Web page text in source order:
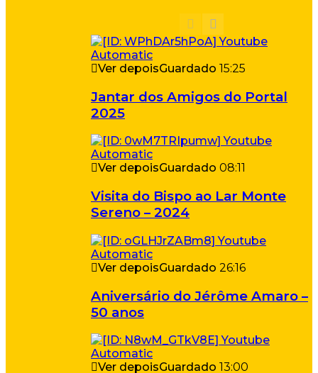
Ver depoisGuardado 15:25
Jantar dos Amigos do Portal
2025
Ver depoisGuardado 08:11
Visita do Bispo ao Lar Monte
Sereno – 2024
Ver depoisGuardado 26:16
Aniversário do Jérôme Amaro –
50 anos
Ver depoisGuardado 13:00